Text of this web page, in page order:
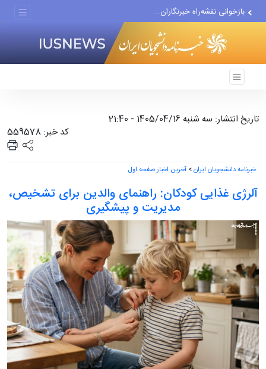
بازخوانی نقشه‌راه خبرنگاران...
تاریخ انتشار: سه شنبه 1405/04/16 - 21:40
کد خبر: 559578
خبرنامه دانشجویان ایران> آخرین اخبار صفحه اول
آلرژی غذایی کودکان: راهنمای والدین برای تشخیص،
مدیریت و پیشگیری